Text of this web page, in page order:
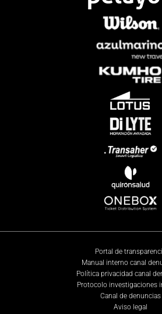
Portal de
Manual interno canal
Política privacidad canal
Protocolo investigaciones
Canal de denuncias
Aviso legal